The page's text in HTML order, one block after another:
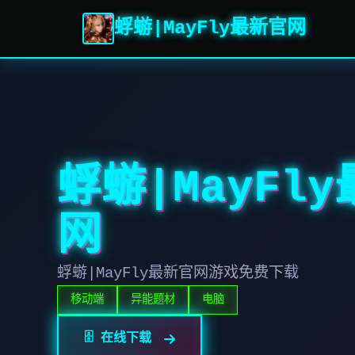
蜉蝣|MayFly最新官网
蜉蝣|MayFly
网
蜉蝣|MayFly最新官网游戏免费下载
移动端 异能题材 电脑
🗄️ 在线下载